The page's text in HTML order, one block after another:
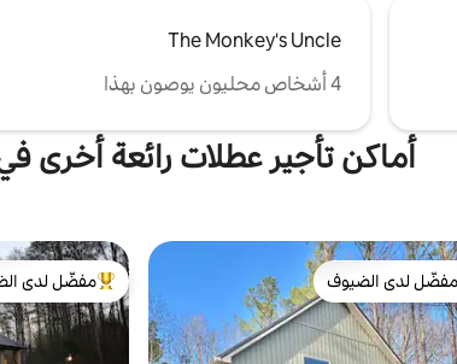
The Monkey's Uncle
4 أشخاص محليون يوصون بهذا
أماكن تأجير عطلات رائعة أخرى
البيوت المفضّلة لدى الضيوف
مفضّل لدى الضيوف
من أبرز البيوت
مفضّل لدى